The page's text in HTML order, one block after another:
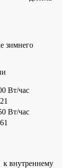
зимнего
Вт/час
Вт/час
к внутреннему